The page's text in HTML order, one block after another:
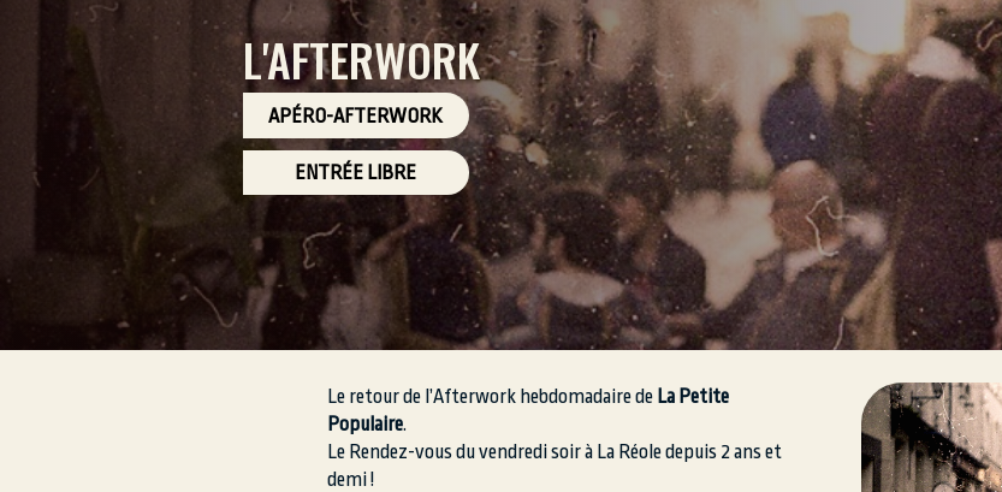
L'AFTERWORK
APÉRO-AFTERWORK
ENTRÉE LIBRE
Le retour de l’Afterwork hebdomadaire de La Petite
Populaire.
Le Rendez-vous du vendredi soir à La Réole depuis 2 ans et
demi !